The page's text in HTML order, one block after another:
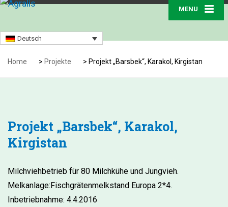
Deutsch
MENU
Home > Projekte > Projekt „Barsbek“, Karakol, Kirgistan
Projekt „Barsbek“, Karakol,
Kirgistan
Milchviehbetrieb für 80 Milchkühe und Jungvieh.
Melkanlage:Fischgrätenmelkstand Europa 2*4.
Inbetriebnahme: 4.4.2016